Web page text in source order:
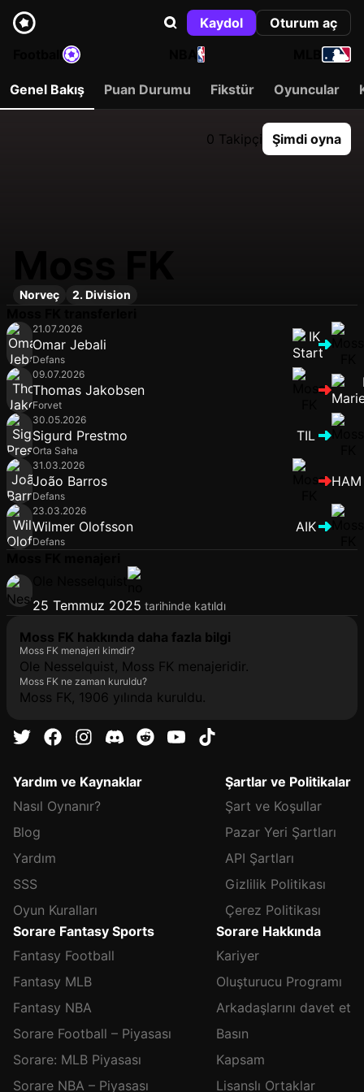
Kaydol
Oturum aç
NBA
Genel Bakış Puan Durumu Fikstür Oyuncular
0 Takipçi Şimdi oyna
Norveç 2. Division
21.07.2026
Omar Jebali
Defans
09.07.2026
Thomas Jakobsen
Forvet
30.05.2026
Sigurd Prestmo
Orta Saha
TIL
31.03.2026
João Barros
Defans
HAM
23.03.2026
Wilmer Olofsson
Defans
AIK
25 Temmuz 2025 tarihinde katıldı
Moss FK hakkında daha fazla bilgi
Moss FK menajeri kimdir?
Ole Nesselquist, Moss FK menajeridir.
Moss FK ne zaman kuruldu?
Moss FK, 1906 yılında kuruldu.
Yardım ve Kaynaklar
Nasıl Oynanır?
Blog
Yardım
SSS
Oyun Kuralları
Şartlar ve Politikalar
Şart ve Koşullar
Pazar Yeri Şartları
API Şartları
Gizlilik Politikası
Çerez Politikası
Sorare Fantasy Sports
Fantasy Football
Fantasy MLB
Fantasy NBA
Sorare Football – Piyasası
Sorare: MLB Piyasası
Sorare NBA – Piyasası
Sorare Hakkında
Kariyer
Oluşturucu Programı
Arkadaşlarını davet et
Basın
Kapsam
Lisanslı Ortaklar